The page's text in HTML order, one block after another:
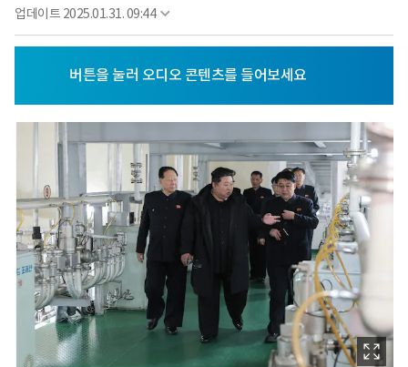
업데이트 2025.01.31. 09:44